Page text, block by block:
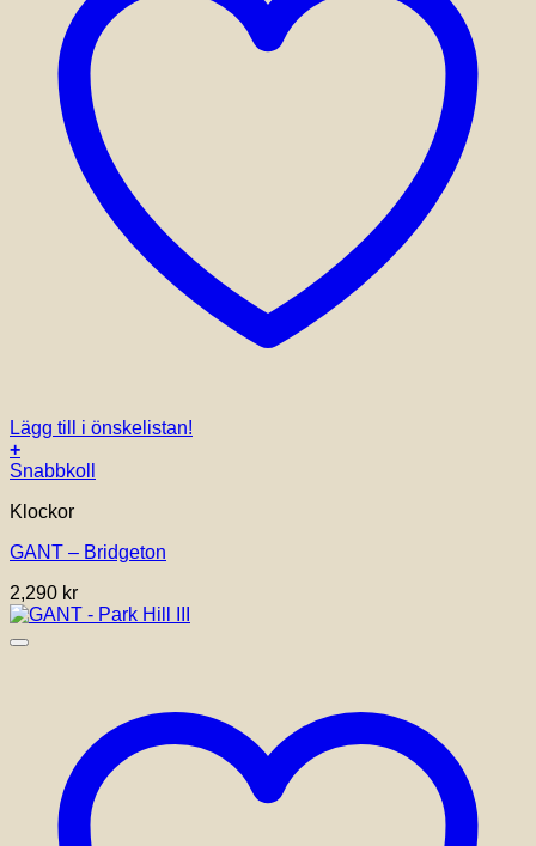
Lägg till i önskelistan!
+
Snabbkoll
Klockor
GANT – Bridgeton
2,290 kr